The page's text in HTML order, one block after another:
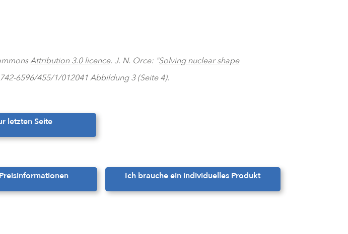
Attribution 3.0 licence. J. N. Orce: "Solving nuclear shape
6596/455/1/012041 Abbildung 3 (Seite 4).
letzten Seite
Ich brauche ein individuelles Produkt